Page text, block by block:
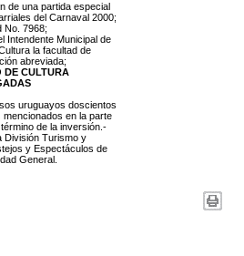
de una partida especial
del Carnaval 2000;
No. 7968;
Intendente Municipal de
la facultad de
abreviada;
DE CULTURA
uruguayos doscientos
en la parte
de la inversión.-
División Turismo y
y Espectáculos de
General.